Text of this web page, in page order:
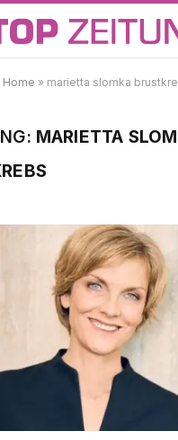
Home » marietta slomka
MARIETTA